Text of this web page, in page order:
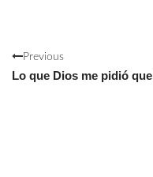
Previous
Lo que Dios me pidió